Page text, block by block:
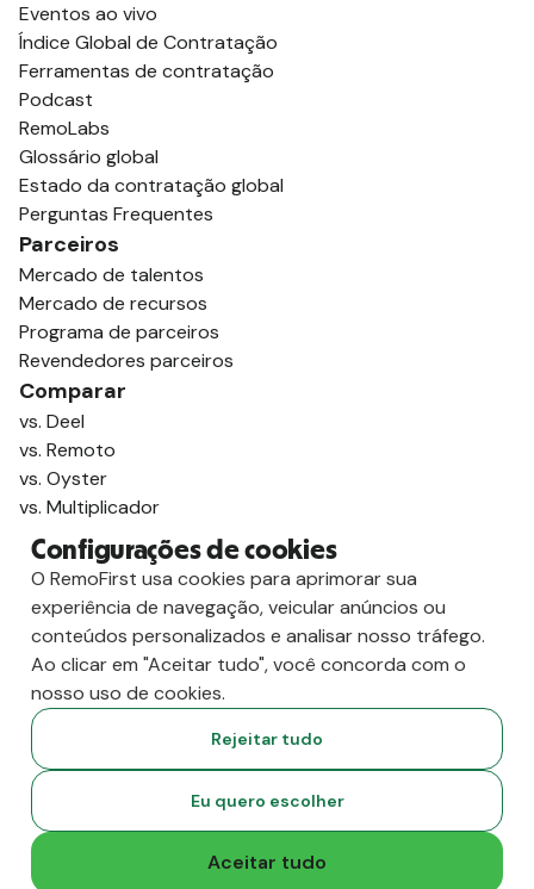
Eventos ao vivo
Índice Global de Contratação
Ferramentas de contratação
Podcast
RemoLabs
Glossário global
Estado da contratação global
Perguntas Frequentes
Parceiros
Mercado de talentos
Mercado de recursos
Programa de parceiros
Revendedores parceiros
Comparar
vs. Deel
vs. Remoto
vs. Oyster
vs. Multiplicador
RemoFirst Inc. Criado com 💚 remotamente, de
casa.
Termos e condições
Configurações de cookies
O RemoFirst usa cookies para aprimorar sua
experiência de navegação, veicular anúncios ou
conteúdos personalizados e analisar nosso tráfego.
Ao clicar em "Aceitar tudo", você concorda com o
nosso uso de cookies.
Rejeitar tudo
Eu quero escolher
Aceitar tudo